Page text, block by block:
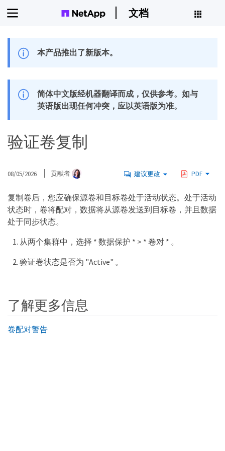
文档
本产品推出了新版本。
简体中文版经机器翻译而成，仅供参考。如与
英语版出现任何冲突，应以英语版为准。
验证卷复制
08/05/2026 贡献者 建议更改 PDF
复制卷后，您应确保源卷和目标卷处于活动状态。处于活动
状态时，卷将配对，数据将从源卷发送到目标卷，并且数据
处于同步状态。
从两个集群中，选择 * 数据保护 * > * 卷对 * 。
验证卷状态是否为 "Active" 。
了解更多信息
卷配对警告